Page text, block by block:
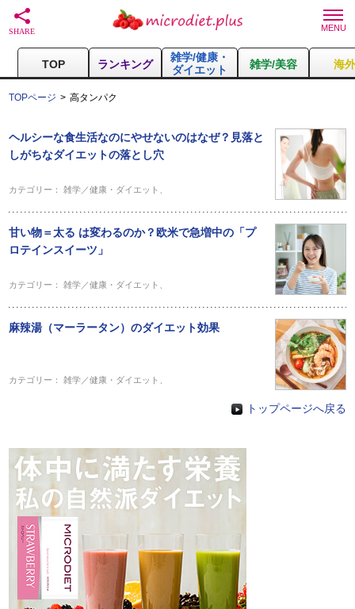
TOP ランキング
雑学/健康・
ダイエット
雑学/美容 海
TOPページ 高タンパク
ヘルシーな食生活なのにやせないのはなぜ？見落と
しがちなダイエットの落とし穴
カテゴリー：雑学／健康・ダイエット
甘い物＝太る は変わるのか？欧米で急増中の「プ
ロテインスイーツ」
カテゴリー：雑学／健康・ダイエット
麻辣湯（マーラータン）のダイエット効果
カテゴリー：雑学／健康・ダイエット
トップページへ戻る